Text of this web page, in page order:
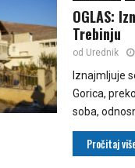
OGLAS:
Trebinju
od Urednik
Iznajmljuje
Gorica,
soba,
Pročitaj